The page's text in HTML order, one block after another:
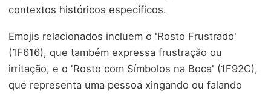
contextos históricos específicos.
Emojis relacionados incluem o 'Rosto Frustrado'
(1F616), que também expressa frustração ou
irritação, e o 'Rosto com Símbolos na Boca' (1F92C),
que representa uma pessoa xingando ou falando